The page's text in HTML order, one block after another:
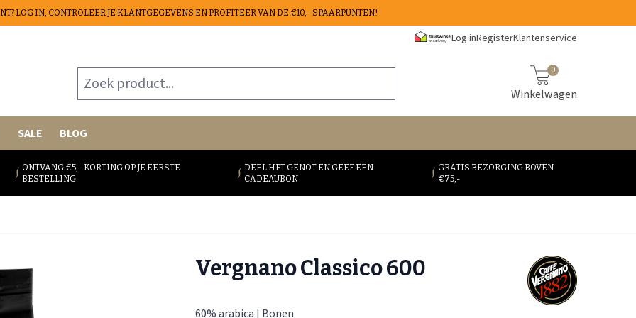
LOG IN, CONTROLEER JE KLANTGEGEVENS EN PROFITEER VAN DE €10,- SPAARPUNTEN!
Log inRegisterKlantenservice
Zoek product... 0
Winkelwagen
SALE BLOG
ONTVANG €5,- KORTING OP JE EERSTE
BESTELLING
DEEL HET GENOT EN GEEF EEN
CADEAUBON
GRATIS BEZORGING BOVEN
€75,-
Vergnano Classico 600
60% arabica | Bonen